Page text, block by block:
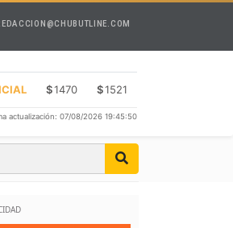
$1470 $1521
actualización: 07/08/2026 19:45:50